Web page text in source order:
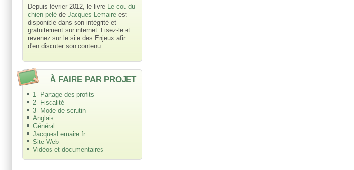
Depuis février 2012, le livre Le cou du
chien pelé de Jacques Lemaire est
disponible dans son intégrité et
gratuitement sur internet. Lisez-le et
revenez sur le site des Enjeux afin
d'en discuter son contenu.
À FAIRE PAR PROJET
1- Partage des profits
2- Fiscalité
3- Mode de scrutin
Anglais
Général
JacquesLemaire.fr
Site Web
Vidéos et documentaires